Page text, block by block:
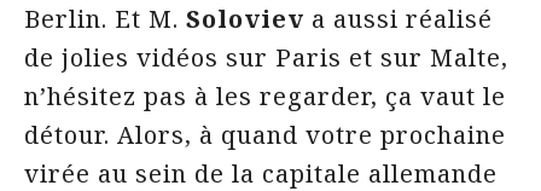
Berlin. Et M. Soloviev a aussi réalisé
de jolies vidéos sur Paris et sur Malte,
n’hésitez pas à les regarder, ça vaut le
détour. Alors, à quand votre prochaine
virée au sein de la capitale allemande